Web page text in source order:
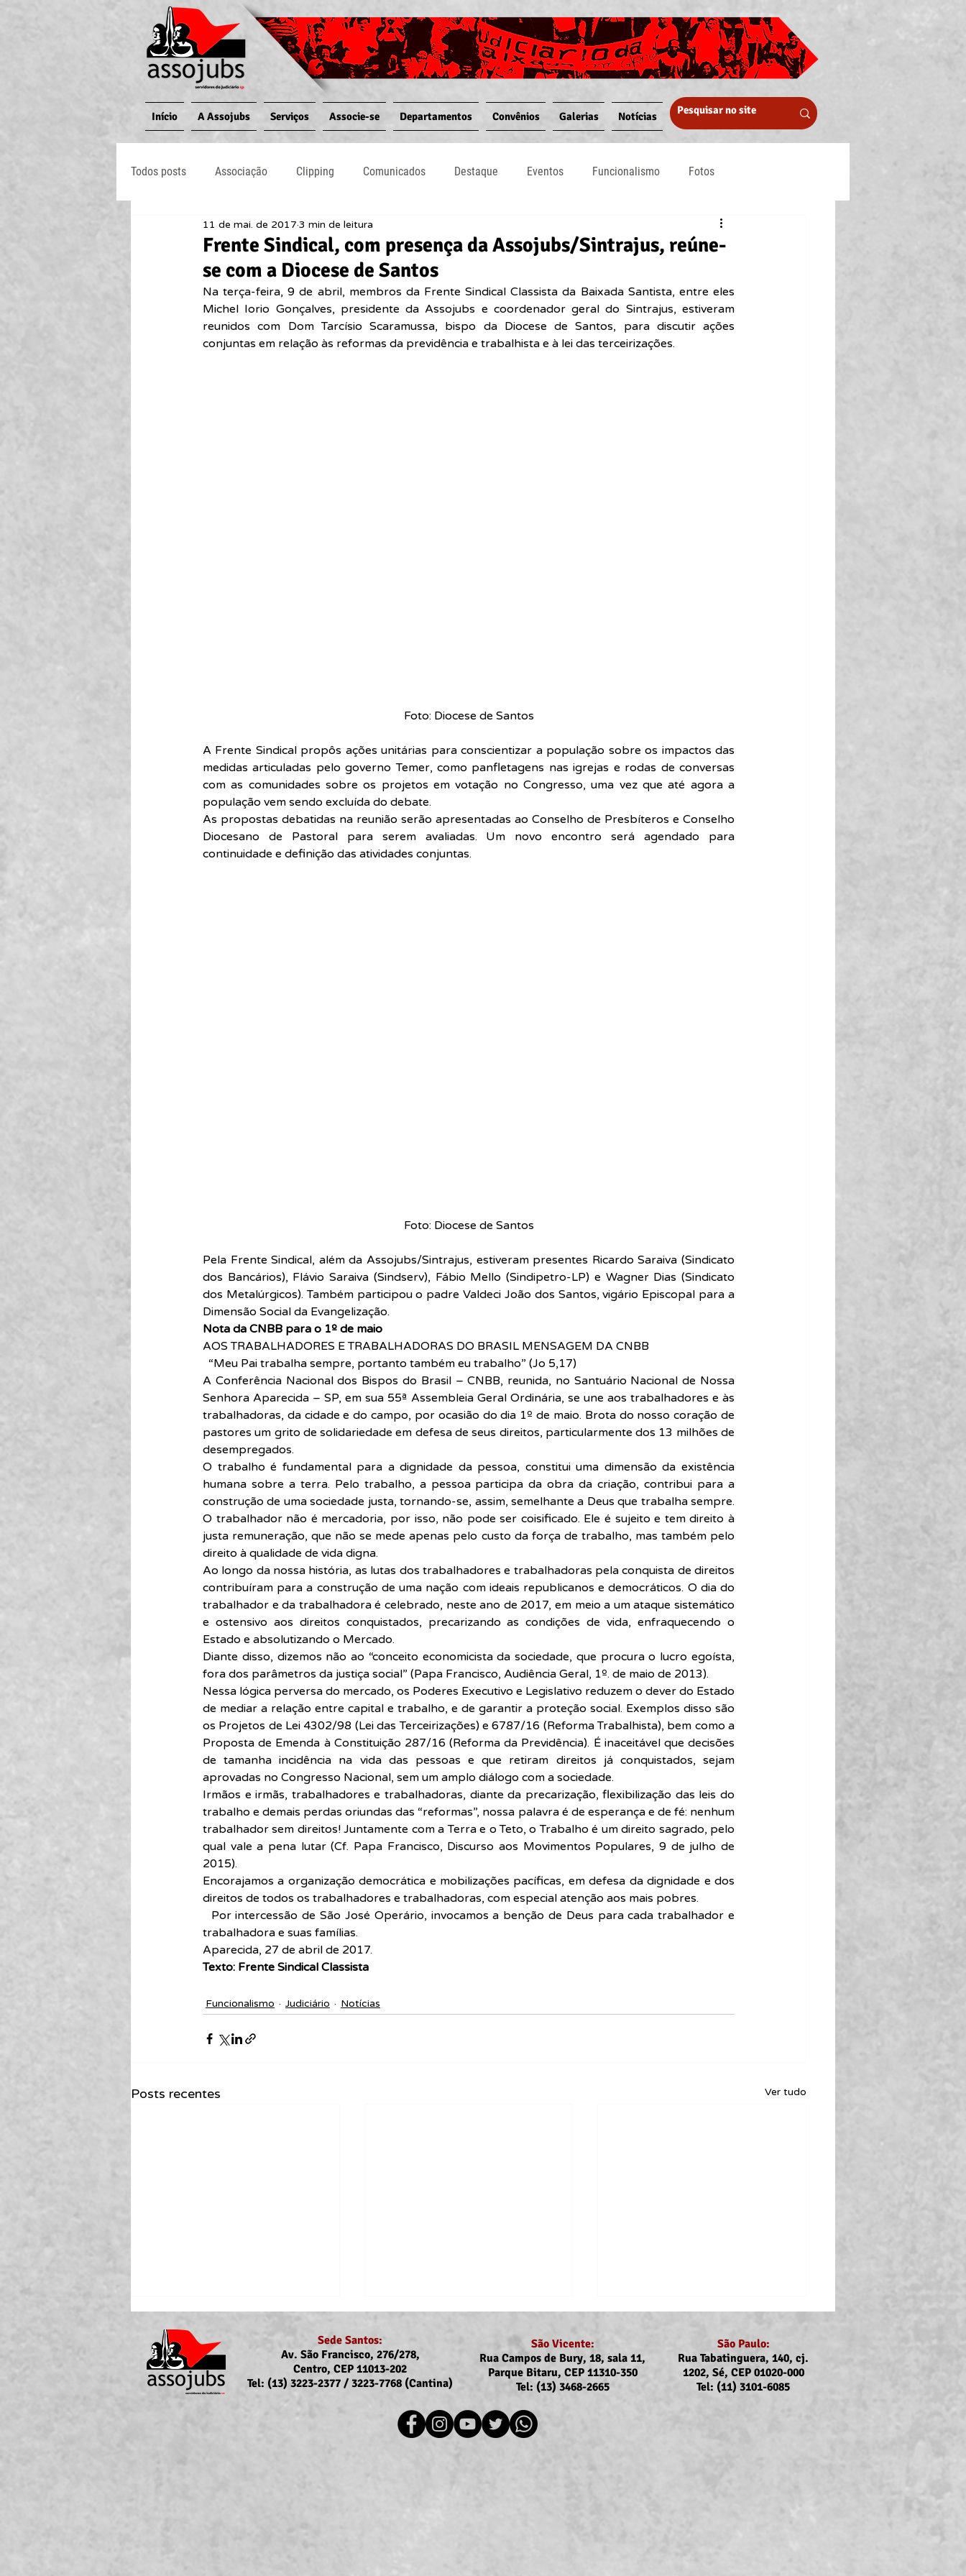
Início A Assojubs Serviços Associe-se Departamentos Convênios Galerias Notícias
Todos posts Associação Clipping Comunicados Destaque Eventos Funcionalismo Fotos
Jornal O Processo Judiciário Notícias
Frente Sindical, com presença da Assojubs/Sintrajus, reúne-
se com a Diocese de Santos
11 de mai. de 2017 3 min de leitura
Na terça-feira, 9 de abril, membros da Frente Sindical Classista da Baixada Santista, entre eles
Michel Iorio Gonçalves, presidente da Assojubs e coordenador geral do Sintrajus, estiveram
reunidos com Dom Tarcísio Scaramussa, bispo da Diocese de Santos, para discutir ações
conjuntas em relação às reformas da previdência e trabalhista e à lei das terceirizações.
Foto: Diocese de Santos
A Frente Sindical propôs ações unitárias para conscientizar a população sobre os impactos das
medidas articuladas pelo governo Temer, como panfletagens nas igrejas e rodas de conversas
com as comunidades sobre os projetos em votação no Congresso, uma vez que até agora a
população vem sendo excluída do debate.
As propostas debatidas na reunião serão apresentadas ao Conselho de Presbíteros e Conselho
Diocesano de Pastoral para serem avaliadas. Um novo encontro será agendado para
continuidade e definição das atividades conjuntas.
Foto: Diocese de Santos
Pela Frente Sindical, além da Assojubs/Sintrajus, estiveram presentes Ricardo Saraiva (Sindicato
dos Bancários), Flávio Saraiva (Sindserv), Fábio Mello (Sindipetro-LP) e Wagner Dias (Sindicato
dos Metalúrgicos). Também participou o padre Valdeci João dos Santos, vigário Episcopal para a
Dimensão Social da Evangelização.
Nota da CNBB para o 1º de maio
AOS TRABALHADORES E TRABALHADORAS DO BRASIL MENSAGEM DA CNBB
  “Meu Pai trabalha sempre, portanto também eu trabalho” (Jo 5,17)
A Conferência Nacional dos Bispos do Brasil – CNBB, reunida, no Santuário Nacional de Nossa
Senhora Aparecida – SP, em sua 55ª Assembleia Geral Ordinária, se une aos trabalhadores e às
trabalhadoras, da cidade e do campo, por ocasião do dia 1º de maio. Brota do nosso coração de
pastores um grito de solidariedade em defesa de seus direitos, particularmente dos 13 milhões de
desempregados.
O trabalho é fundamental para a dignidade da pessoa, constitui uma dimensão da existência
humana sobre a terra. Pelo trabalho, a pessoa participa da obra da criação, contribui para a
construção de uma sociedade justa, tornando-se, assim, semelhante a Deus que trabalha sempre.
O trabalhador não é mercadoria, por isso, não pode ser coisificado. Ele é sujeito e tem direito à
justa remuneração, que não se mede apenas pelo custo da força de trabalho, mas também pelo
direito à qualidade de vida digna.
Ao longo da nossa história, as lutas dos trabalhadores e trabalhadoras pela conquista de direitos
contribuíram para a construção de uma nação com ideais republicanos e democráticos. O dia do
trabalhador e da trabalhadora é celebrado, neste ano de 2017, em meio a um ataque sistemático
e ostensivo aos direitos conquistados, precarizando as condições de vida, enfraquecendo o
Estado e absolutizando o Mercado.
Diante disso, dizemos não ao “conceito economicista da sociedade, que procura o lucro egoísta,
fora dos parâmetros da justiça social” (Papa Francisco, Audiência Geral, 1º. de maio de 2013).
Nessa lógica perversa do mercado, os Poderes Executivo e Legislativo reduzem o dever do Estado
de mediar a relação entre capital e trabalho, e de garantir a proteção social. Exemplos disso são
os Projetos de Lei 4302/98 (Lei das Terceirizações) e 6787/16 (Reforma Trabalhista), bem como a
Proposta de Emenda à Constituição 287/16 (Reforma da Previdência). É inaceitável que decisões
de tamanha incidência na vida das pessoas e que retiram direitos já conquistados, sejam
aprovadas no Congresso Nacional, sem um amplo diálogo com a sociedade.
Irmãos e irmãs, trabalhadores e trabalhadoras, diante da precarização, flexibilização das leis do
trabalho e demais perdas oriundas das “reformas”, nossa palavra é de esperança e de fé: nenhum
trabalhador sem direitos! Juntamente com a Terra e o Teto, o Trabalho é um direito sagrado, pelo
qual vale a pena lutar (Cf. Papa Francisco, Discurso aos Movimentos Populares, 9 de julho de
2015).
Encorajamos a organização democrática e mobilizações pacíficas, em defesa da dignidade e dos
direitos de todos os trabalhadores e trabalhadoras, com especial atenção aos mais pobres.
trabalhadora e suas famílias.
Aparecida, 27 de abril de 2017.
Texto: Frente Sindical Classista
Funcionalismo Judiciário Notícias
Posts recentes Ver tudo
Recomposição do auxílio-
de julho (pagamento em
Sede Santos:
Av. São Francisco, 276/278,
Centro, CEP 11013-202
Tel: (13) 3223-2377 / 3223-7768 (Cantina)
São Vicente:
Rua Campos de Bury, 18, sala 11,
Parque Bitaru, CEP 11310-350
Tel: (13) 3468-2665
São Paulo:
Rua Tabatinguera, 140, cj.
1202, Sé, CEP 01020-000
Tel: (11) 3101-6085